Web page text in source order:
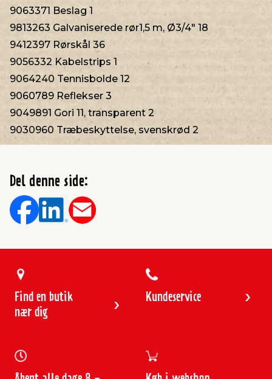
9063371 Beslag 1
9813263 Galvaniserede rør1,5 m, Ø3/4" 18
9412397 Rørskål 36
9056332 Kabelstrips 1
9064240 Tennisbolde 12
9060789 Reflekser 3
9049891 Gori 11, transparent 2
9030960 Træbeskyttelse, svenskrød 2
Del denne side:
Find en butik
nær dig
Kundeservice